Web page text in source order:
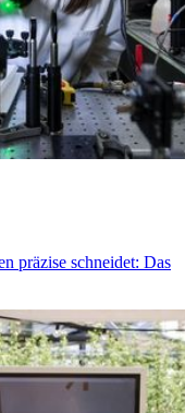
präzise schneidet: Das